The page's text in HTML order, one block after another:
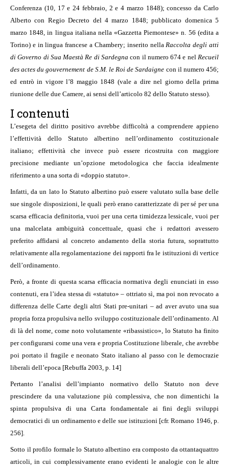
Conferenza (10, 17 e 24 febbraio, 2 e 4 marzo 1848); concesso da Carlo
Alberto con Regio Decreto del 4 marzo 1848; pubblicato domenica 5
marzo 1848, in lingua italiana nella «Gazzetta Piemontese» n. 56 (edita a
Torino) e in lingua francese a Chambery; inserito nella Raccolta degli atti
di Governo di Sua Maestà Re di Sardegna con il numero 674 e nel Recueil
des actes du gouvernement de S.M. le Roi de Sardaigne con il numero 456;
ed entrò in vigore l’8 maggio 1848 (vale a dire nel giorno della prima
riunione delle due Camere, ai sensi dell’articolo 82 dello Statuto stesso).
I contenuti
L’esegeta del diritto positivo avrebbe difficoltà a comprendere appieno
l’effettività dello Statuto albertino nell’ordinamento costituzionale
italiano; effettività che invece può essere ricostruita con maggiore
precisione mediante un’opzione metodologica che faccia idealmente
riferimento a una sorta di «doppio statuto».
Infatti, da un lato lo Statuto albertino può essere valutato sulla base delle
sue singole disposizioni, le quali però erano caratterizzate di per sé per una
scarsa efficacia definitoria, vuoi per una certa timidezza lessicale, vuoi per
una malcelata ambiguità concettuale, quasi che i redattori avessero
preferito affidarsi al concreto andamento della storia futura, soprattutto
relativamente alla regolamentazione dei rapporti fra le istituzioni di vertice
dell’ordinamento.
Però, a fronte di questa scarsa efficacia normativa degli enunciati in esso
contenuti, era l’idea stessa di «statuto» – ottriato sì, ma poi non revocato a
differenza delle Carte degli altri Stati pre-unitari – ad aver avuto una sua
propria forza propulsiva nello sviluppo costituzionale dell’ordinamento. Al
di là del nome, come noto volutamente «ribassistico», lo Statuto ha finito
per configurarsi come una vera e propria Costituzione liberale, che avrebbe
poi portato il fragile e neonato Stato italiano al passo con le democrazie
liberali dell’epoca [Rebuffa 2003, p. 14]
Pertanto l’analisi dell’impianto normativo dello Statuto non deve
prescindere da una valutazione più complessiva, che non dimentichi la
spinta propulsiva di una Carta fondamentale ai fini degli sviluppi
democratici di un ordinamento e delle sue istituzioni [cfr. Romano 1946, p.
256].
Sotto il profilo formale lo Statuto albertino era composto da ottantaquattro
articoli, in cui complessivamente erano evidenti le analogie con le altre